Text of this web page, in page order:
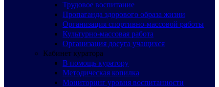
Трудовое воспитание
Пропаганда здорового образа жизни
Организация спортивно-массовой работы
Культурно-массовая работа
Организация досуга учащихся
Кабинет куратора
В помощь куратору
Методическая копилка
Мониторинг уровня воспитанности